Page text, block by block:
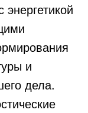
энергетикой
и
дела.